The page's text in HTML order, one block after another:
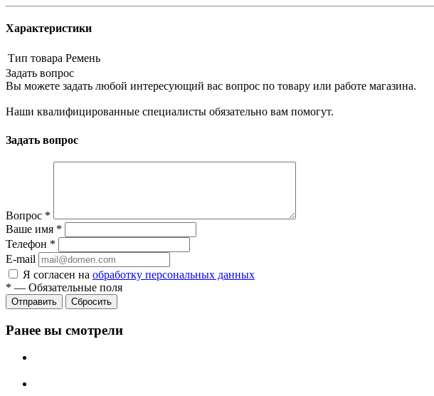
Характеристики
Тип товара Ремень
Задать вопрос
Вы можете задать любой интересующий вас вопрос по товару или работе магазина.
Наши квалифицированные специалисты обязательно вам помогут.
Задать вопрос
Вопрос *
Ваше имя *
Телефон *
E-mail
Я согласен на обработку персональных данных
* — Обязательные поля
Сбросить
Ранее вы смотрели